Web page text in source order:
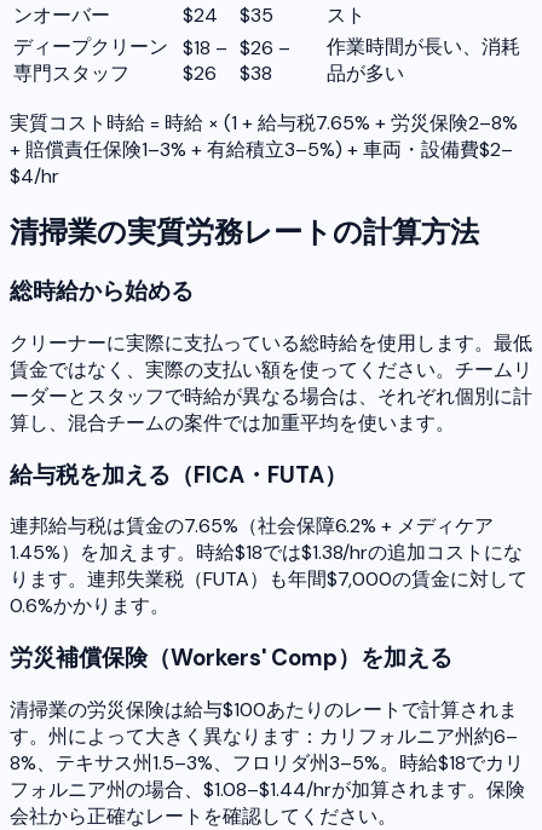
ンオーバー
$24
$35
スト
ディープクリーン
専門スタッフ
$18 –
$26
$26 –
$38
作業時間が長い、消耗
品が多い
実質コスト時給 = 時給 × (1 + 給与税7.65% + 労災保険2–8%
+ 賠償責任保険1–3% + 有給積立3–5%) + 車両・設備費$2–
$4/hr
清掃業の実質労務レートの計算方法
総時給から始める
クリーナーに実際に支払っている総時給を使用します。最低
賃金ではなく、実際の支払い額を使ってください。チームリ
ーダーとスタッフで時給が異なる場合は、それぞれ個別に計
算し、混合チームの案件では加重平均を使います。
給与税を加える（FICA・FUTA）
連邦給与税は賃金の7.65%（社会保障6.2% + メディケア
1.45%）を加えます。時給$18では$1.38/hrの追加コストにな
ります。連邦失業税（FUTA）も年間$7,000の賃金に対して
0.6%かかります。
労災補償保険（Workers' Comp）を加える
清掃業の労災保険は給与$100あたりのレートで計算されま
す。州によって大きく異なります：カリフォルニア州約6–
8%、テキサス州1.5–3%、フロリダ州3–5%。時給$18でカリ
フォルニア州の場合、$1.08–$1.44/hrが加算されます。保険
会社から正確なレートを確認してください。